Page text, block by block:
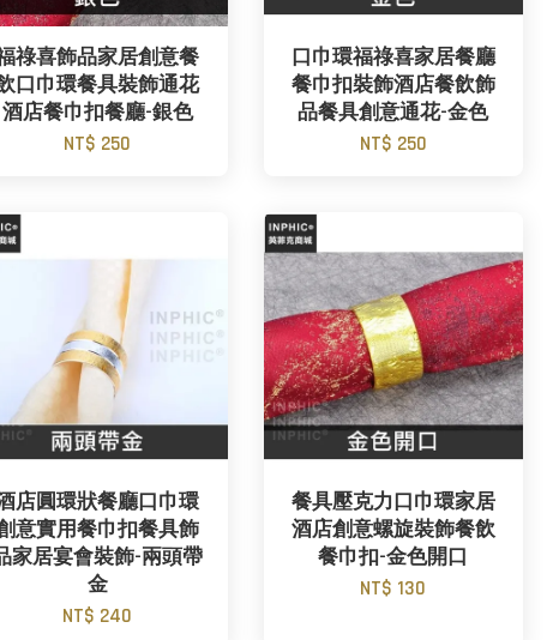
祿喜飾品家居創意餐
口巾環餐具裝飾通花
酒店餐巾扣餐廳-銀色
NT$ 250
口巾環福祿喜家居餐廳
餐巾扣裝飾酒店餐飲飾
品餐具創意通花-金色
NT$ 250
店圓環狀餐廳口巾環
意實用餐巾扣餐具飾
家居宴會裝飾-兩頭帶
金
NT$ 240
餐具壓克力口巾環家居
酒店創意螺旋裝飾餐飲
餐巾扣-金色開口
NT$ 130